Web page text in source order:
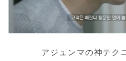
アジュンマの神テク